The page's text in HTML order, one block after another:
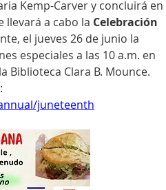
Kemp-Carver y concluirá en
llevará a cabo la Celebración
el jueves 26 de junio la
especiales a las 10 a.m. en
Biblioteca Clara B. Mounce.
juneteenth